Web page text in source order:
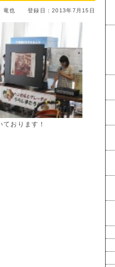
竜也 登録日：2013年7月15日
おります！